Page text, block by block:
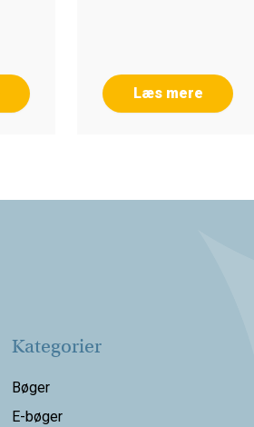
Læs mere
Kategorier
Bøger
E-bøger